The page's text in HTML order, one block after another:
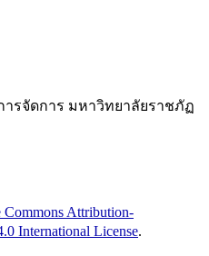
ารจัดการ มหาวิทยาลัยราชภัฏ
Commons Attribution-
International License.